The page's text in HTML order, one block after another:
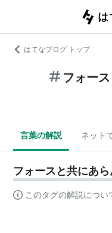
はてなブログ トップ
フォー
言葉の解説 ネット
フォースと共にあ
このタグの解説につい